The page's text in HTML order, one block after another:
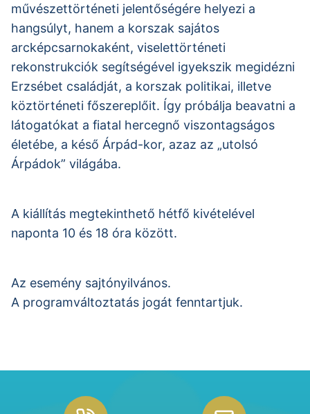
művészettörténeti jelentőségére helyezi a
hangsúlyt, hanem a korszak sajátos
arcképcsarnokaként, viselettörténeti
rekonstrukciók segítségével igyekszik megidézni
Erzsébet családját, a korszak politikai, illetve
köztörténeti főszereplőit. Így próbálja beavatni a
látogatókat a fiatal hercegnő viszontagságos
életébe, a késő Árpád-kor, azaz az „utolsó
Árpádok” világába.
A kiállítás megtekinthető hétfő kivételével
naponta 10 és 18 óra között.
Az esemény sajtónyilvános.
A programváltoztatás jogát fenntartjuk.